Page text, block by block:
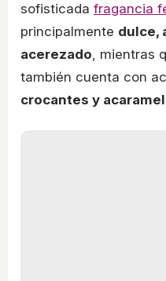
sofisticada fragancia
principalmente dulce,
acerezado, mientras
también cuenta con
crocantes y